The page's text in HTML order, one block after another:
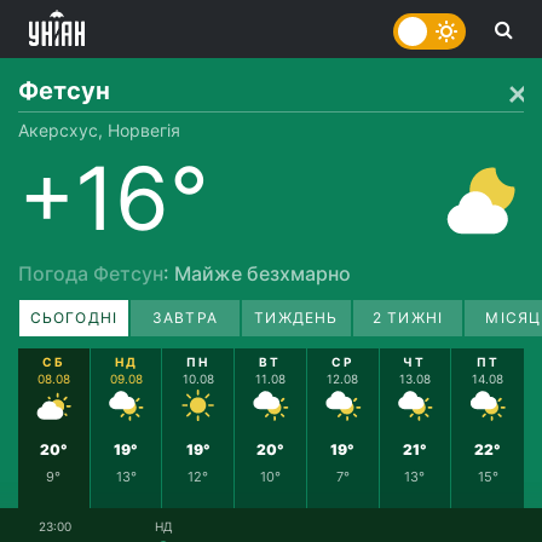
Фетсун
Акерсхус, Норвегія
+16°
Погода Фетсун: Майже безхмарно
СЬОГОДНІ ЗАВТРА ТИЖДЕНЬ 2 ТИЖНІ
СБ
08.08
20°
9°
НД
09.08
19°
13°
ПН
10.08
19°
12°
ВТ
11.08
20°
10°
СР
12.08
19°
7°
ЧТ
13.08
21°
13°
ПТ
14.08
22°
15°
23:00 НД